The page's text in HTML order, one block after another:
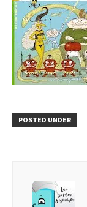
POSTED UNDER